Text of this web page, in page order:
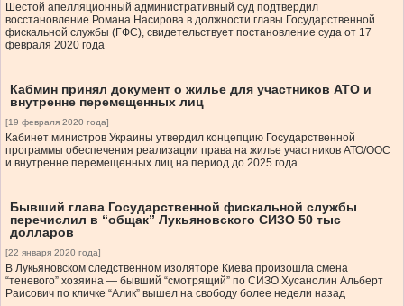
Шестой апелляционный административный суд подтвердил
восстановление Романа Насирова в должности главы Государственной
фискальной службы (ГФС), свидетельствует постановление суда от 17
февраля 2020 года
Кабмин принял документ о жилье для участников АТО и
внутренне перемещенных лиц
[19 февраля 2020 года]
Кабинет министров Украины утвердил концепцию Государственной
программы обеспечения реализации права на жилье участников АТО/ООС
и внутренне перемещенных лиц на период до 2025 года
Бывший глава Государственной фискальной службы
перечислил в “общак” Лукьяновского СИЗО 50 тыс
долларов
[22 января 2020 года]
В Лукьяновском следственном изоляторе Киева произошла смена
“теневого” хозяина — бывший “смотрящий” по СИЗО Хусанолин Альберт
Раисович по кличке “Алик” вышел на свободу более недели назад